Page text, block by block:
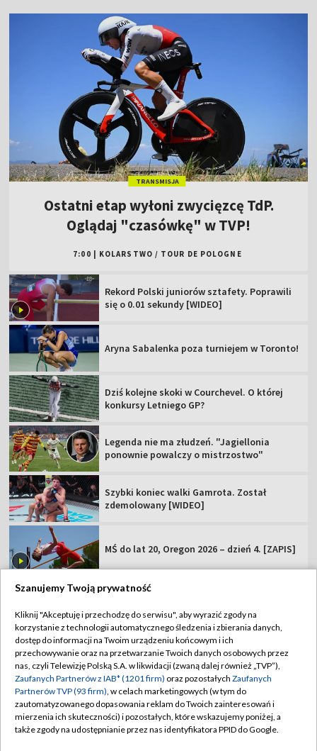
TRANSMISJA
Ostatni etap wyłoni zwycięzcę TdP.
Oglądaj "czasówkę" w TVP!
7:00 KOLARSTWO / TOUR DE POLOGNE
Rekord Polski juniorów sztafety. Poprawili
się o 0.01 sekundy [WIDEO]
Aryna Sabalenka poza turniejem w Toronto!
Dziś kolejne skoki w Courchevel. O której
konkursy Letniego GP?
Legenda nie ma złudzeń. "Jagiellonia
ponownie powalczy o mistrzostwo"
Szybki koniec walki Gamrota. Został
zdemolowany [WIDEO]
MŚ do lat 20, Oregon 2026 – dzień 4. [ZAPIS]
TVP
Abonament TVP
Sklep TVP
Biuro Reklamy
Oferta Handlowa
Regulamin TVP
Polityka prywatności
Moje zgody
Biuro reklamy
Szanujemy Twoją prywatność
Kliknij "Akceptuję i przechodzę do serwisu", aby wyrazić zgody na
korzystanie z technologii automatycznego śledzenia i zbierania danych,
dostęp do informacji na Twoim urządzeniu końcowym i ich
przechowywanie oraz na przetwarzanie Twoich danych osobowych przez
nas, czyli Telewizję Polską S.A. w likwidacji (zwaną dalej również „TVP”),
Zaufanych Partnerów z IAB* (1201 firm) oraz pozostałych Zaufanych
Partnerów TVP (93 firm), w celach marketingowych (w tym do
zautomatyzowanego dopasowania reklam do Twoich zainteresowań i
mierzenia ich skuteczności) i pozostałych, które wskazujemy poniżej, a
także zgody na udostępnianie przez nas identyfikatora PPID do Google.